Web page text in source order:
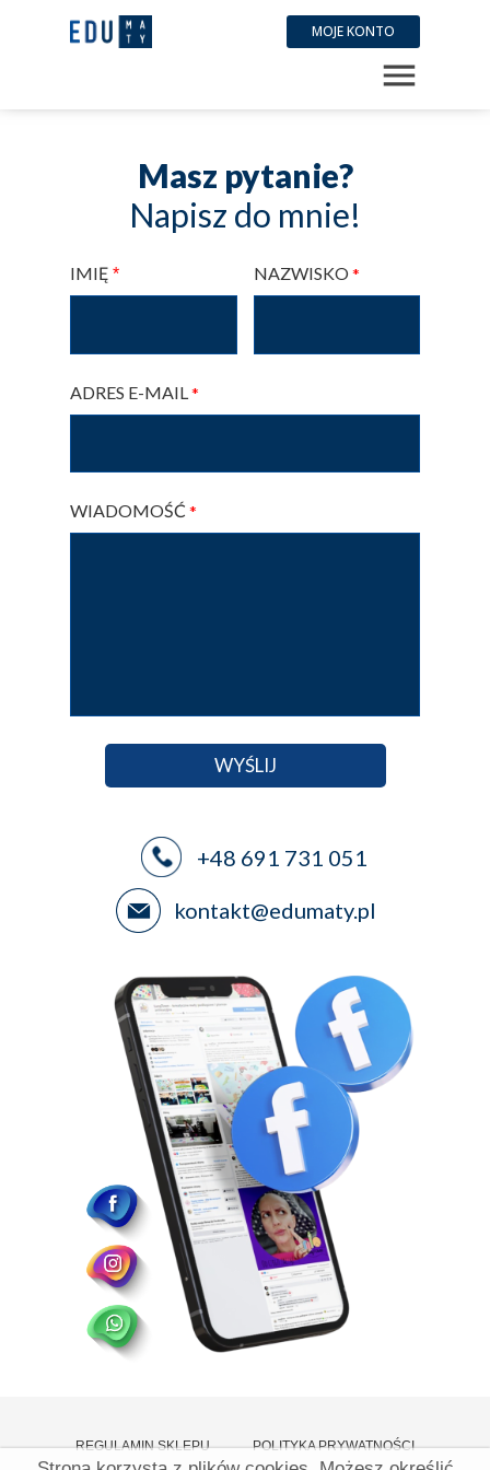
MOJE KONTO
+48 691 731 051
kontakt@edumaty.pl
Masz pytanie?
Napisz do mnie!
IMIĘ * NAZWISKO*
ADRES E-MAIL *
WIADOMOŚĆ *
WYŚLIJ
POLITYKA PRYWATNOŚCI
REGULAMIN SKLEPU